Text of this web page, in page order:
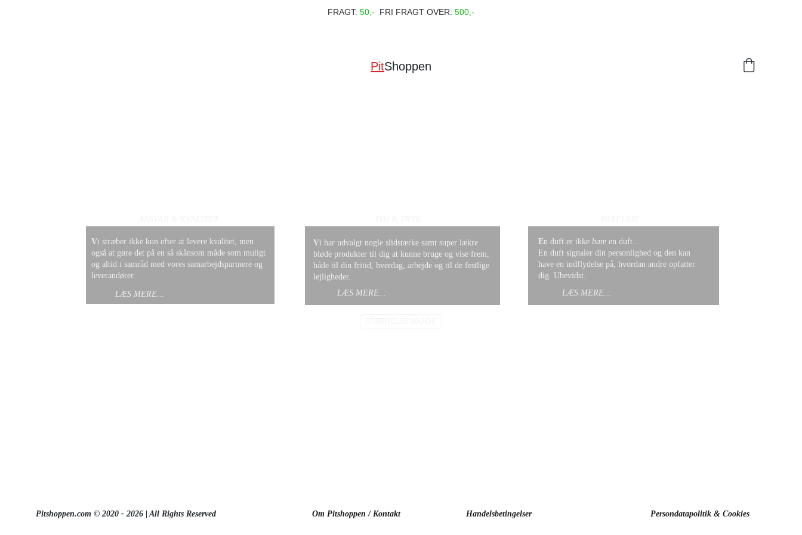
FRAGT: 50,- FRI FRAGT OVER: 500,-
PitShoppen
Vi stræber ikke kun efter at levere kvalitet, men
også at gøre det på en så skånsom måde som muligt
og altid i samråd med vores samarbejdspartnere og
leverandører.
LÆS MERE...
Vi har udvalgt nogle slidstærke samt super lækre
bløde produkter til dig at kunne bruge og vise frem,
både til din fritid, hverdag, arbejde og til de festlige
lejligheder.
LÆS MERE...
En duft er ikke bare en duft...
En duft signaler din personlighed og den kan
have en indflydelse på, hvordan andre opfatter
dig. Ubevidst.
LÆS MERE...
Pitshoppen.com © 2020 - 2026 | All Rights Reserved Persondatapolitik & Cookies
Om Pitshoppen / Kontakt Handelsbetingelser